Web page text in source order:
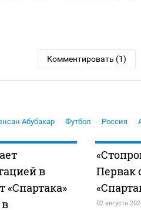
Комментировать (1)
Абубакар Футбол Россия
в
«Спартака»
Первак
02 августа